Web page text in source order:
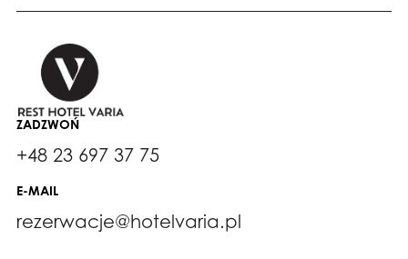
ZADZWOŃ
+48 23 697 37 75
E-MAIL
rezerwacje@hotelvaria.pl